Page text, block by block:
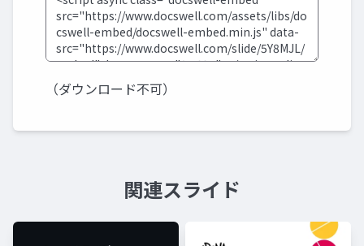
（ダウンロード不可）
関連スライド